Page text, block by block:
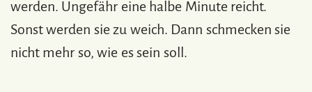
werden. Ungefähr eine halbe Minute reicht.
Sonst werden sie zu weich. Dann schmecken sie
nicht mehr so, wie es sein soll.